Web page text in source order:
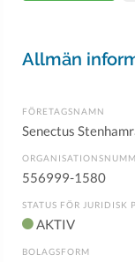
Allmän
FÖRETAGSNAMN
Senectus
556999-1580
STATUS FÖR JURIDISK
AKTIV
BOLAGSFORM